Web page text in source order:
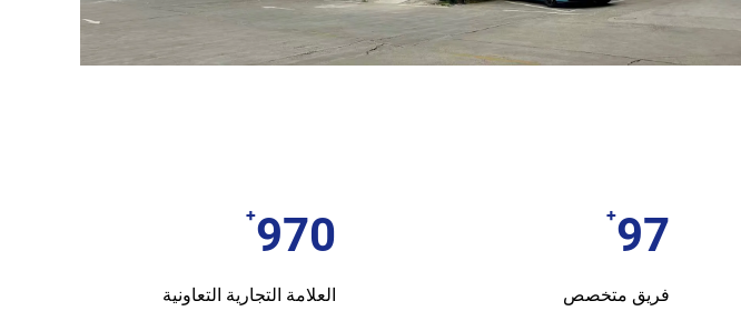
100
فريق متخصص
1000
العلامة التجارية التعاونية